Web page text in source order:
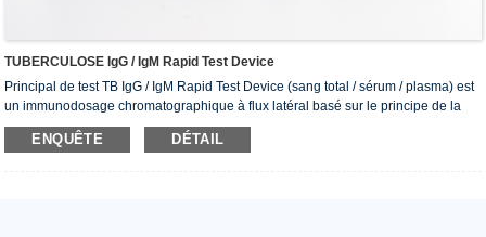
TUBERCULOSE IgG / IgM Rapid Test Device
Principal de test TB IgG / IgM Rapid Test Device (sang total / sérum / plasma) est
un immunodosage chromatographique à flux latéral basé sur le principe de la
technique de l'antigène double-sandwich. La cassette de test se compose de: 1)
un coussin de conjugué de couleur bordeaux contenant des antigènes M.TB
ENQUÊTE DÉTAIL